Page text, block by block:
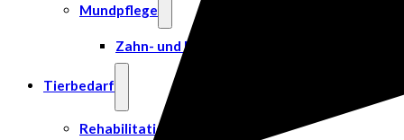
Mundpflege
Zahn- und Mundpflege
Tierbedarf
Rehabilitation & Orthopädie